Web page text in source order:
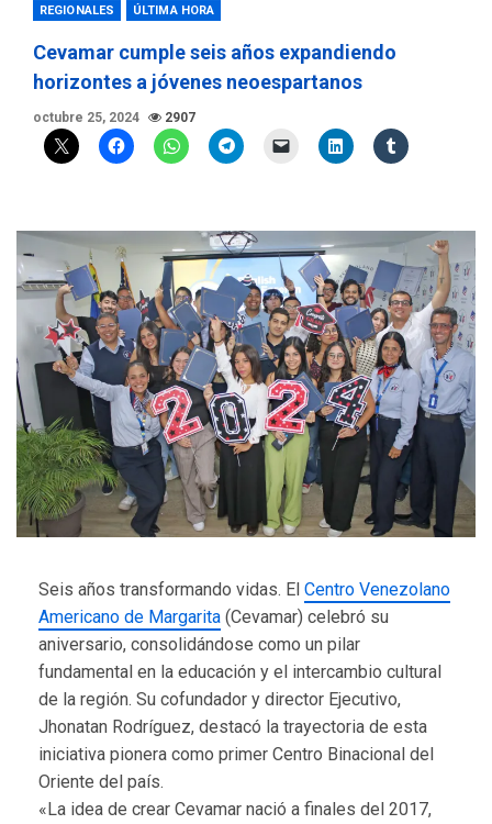
REGIONALES ÚLTIMA HORA
Cevamar cumple seis años expandiendo
horizontes a jóvenes neoespartanos
octubre 25, 2024 2907
Seis años transformando vidas. El Centro Venezolano
Americano de Margarita (Cevamar) celebró su
aniversario, consolidándose como un pilar
fundamental en la educación y el intercambio cultural
de la región. Su cofundador y director Ejecutivo,
Jhonatan Rodríguez, destacó la trayectoria de esta
iniciativa pionera como primer Centro Binacional del
Oriente del país.
«La idea de crear Cevamar nació a finales del 2017,